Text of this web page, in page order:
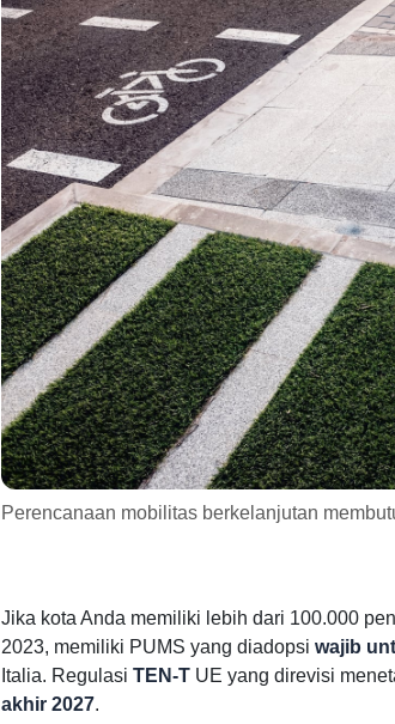
Perencanaan mobilitas berkelanjutan
Jika kota Anda memiliki lebih dari 100.000
2023, memiliki PUMS yang diadopsi wajib
Italia. Regulasi TEN-TUE yang direvisi
akhir 2027.